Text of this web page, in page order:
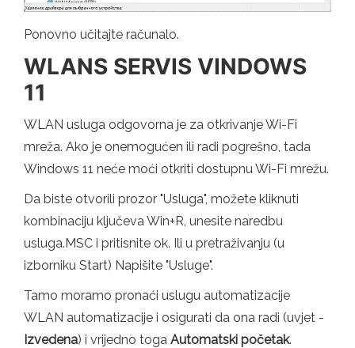
Ponovno učitajte računalo.
WLANS SERVIS VINDOWS
11
WLAN usluga odgovorna je za otkrivanje Wi-Fi
mreža. Ako je onemogućen ili radi pogrešno, tada
Windows 11 neće moći otkriti dostupnu Wi-Fi mrežu.
Da biste otvorili prozor "Usluga", možete kliknuti
kombinaciju ključeva Win+R, unesite naredbu
usluga.MSC i pritisnite ok. Ili u pretraživanju (u
izborniku Start) Napišite "Usluge".
Tamo moramo pronaći uslugu automatizacije
WLAN automatizacije i osigurati da ona radi (uvjet -
Izvedena) i vrijedno toga Automatski početak.